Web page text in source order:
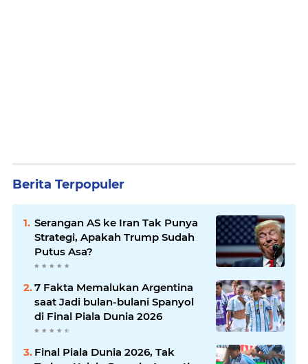
Berita Terpopuler
Serangan AS ke Iran Tak Punya
Strategi, Apakah Trump Sudah
Putus Asa?
7 Fakta Memalukan Argentina
saat Jadi bulan-bulani Spanyol
di Final Piala Dunia 2026
Final Piala Dunia 2026, Tak